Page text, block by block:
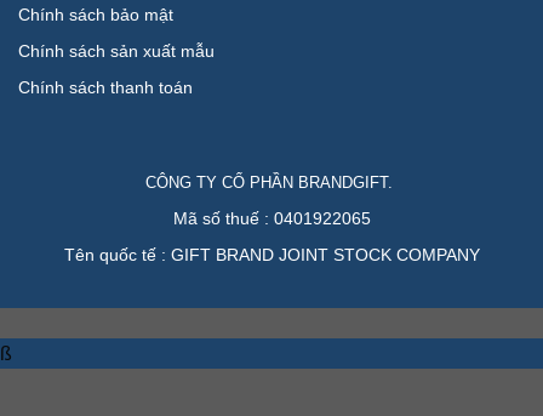
Chính sách bảo mật
Chính sách sản xuất mẫu
Chính sách thanh toán
CÔNG TY CỔ PHẦN BRANDGIFT.
Mã số thuế : 0401922065
Tên quốc tế : GIFT BRAND JOINT STOCK COMPANY
ß